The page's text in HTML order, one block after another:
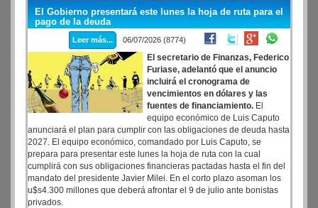
nueva ley para el Mercado de Capitales y el inicio de la
desregulación del Mercado de seguros. Además, acompañó el
mensaje en X con una foto en la que se lo ve junto al ministro de
Economía, Luis Toto Caputo, el ministro de Desregulación, Federico
Sturzenegger, y el presidente del Banco Central, Santiago Bausili.
El Gobierno presentará este lunes la hoja de ruta para el
pago de la deuda
Leer más... 06/07/2026 (8774)
El secretario de Finanzas, Federico
Furiase, adelantó que el anuncio
incluirá el cronograma de
vencimientos en dólares y las
fuentes de financiamiento. El
equipo económico de Luis Caputo
anunciará el plan para cumplir con las obligaciones de deuda hasta
2027. El equipo económico, comandado por Luis Caputo, se
prepara para presentar este lunes la hoja de ruta con la cual
cumplirá con sus obligaciones financieras pactadas hasta el fin del
mandato del presidente Javier Milei. En el corto plazo asoman los
u$s4.300 millones que deberá afrontar el 9 de julio ante bonistas
privados.